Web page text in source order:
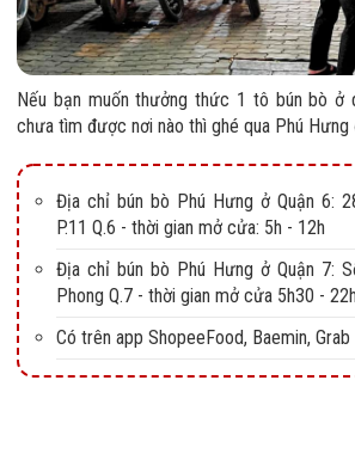
Nếu bạn muốn thưởng thức 1 tô bún bò ở
chưa tìm được nơi nào thì ghé qua Phú Hưng
Địa chỉ bún bò Phú Hưng ở Quận 6:
P.11 Q.6 - thời gian mở cửa: 5h - 12h
Địa chỉ bún bò Phú Hưng ở Quận 7:
Phong Q.7 - thời gian mở cửa 5h30 - 22h
Có trên app ShopeeFood, Baemin, Grab